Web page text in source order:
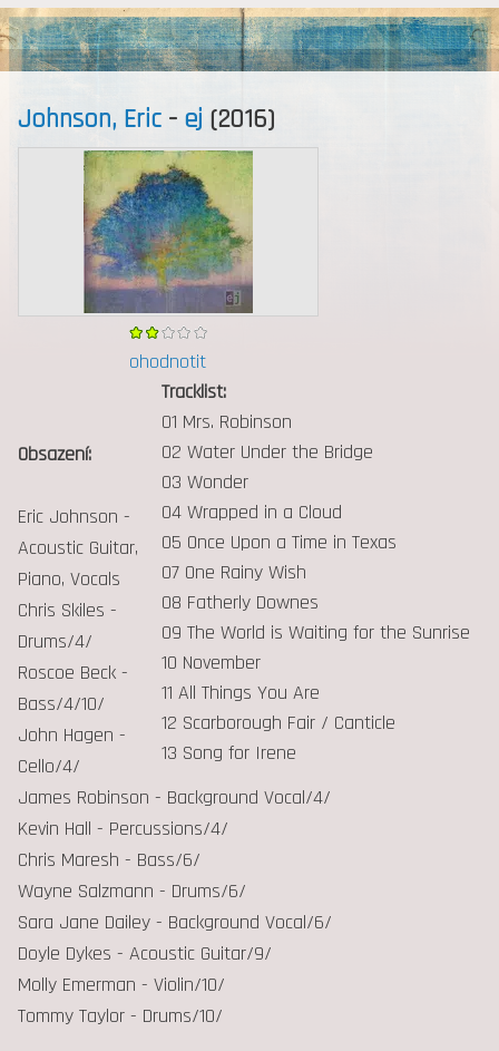
MENU
Johnson, Eric- ej (2016)
ohodnotit
Tracklist:
O1 Mrs. Robinson
02 Water Under the Bridge
03 Wonder
04 Wrapped in a Cloud
05 Once Upon a Time in Texas
07 One Rainy Wish
08 Fatherly Downes
09 The World is Waiting for the Sunrise
10 November
11 All Things You Are
12 Scarborough Fair / Canticle
13 Song for Irene
Obsazení:
Eric Johnson -
Acoustic Guitar,
Piano, Vocals
Chris Skiles -
Drums/4/
Roscoe Beck -
Bass/4/10/
John Hagen -
Cello/4/
James Robinson - Background Vocal/4/
Kevin Hall - Percussions/4/
Chris Maresh - Bass/6/
Wayne Salzmann - Drums/6/
Sara Jane Dailey - Background Vocal/6/
Doyle Dykes - Acoustic Guitar/9/
Molly Emerman - Violin/10/
Tommy Taylor - Drums/10/